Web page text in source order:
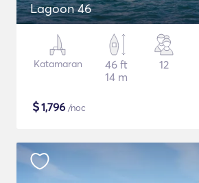
Lagoon 46
Katamaran
46 ft
14 m
12
$1,796 /noc